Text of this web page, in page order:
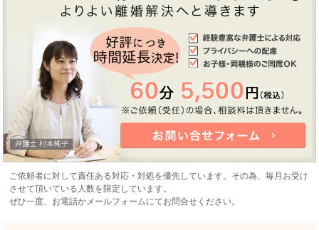
ご依頼者に対して責任ある対応・対処を優先しています。その為、毎月お受け
させて頂いている人数を限定しています。
ぜひ一度、お電話かメールフォームにてお問合せください。